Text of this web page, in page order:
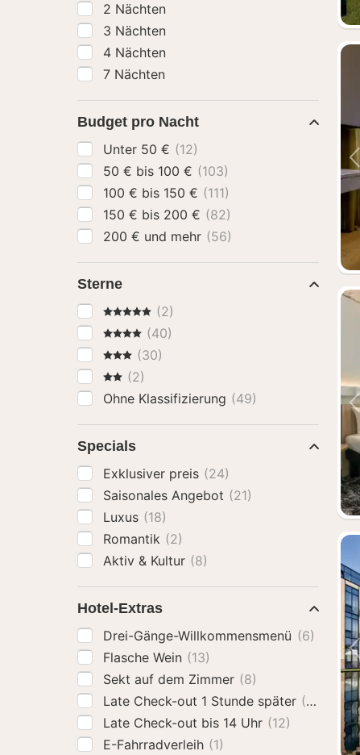
2 Nächten
3 Nächten
4 Nächten
7 Nächten
Budget pro Nacht
Unter 50 € (12)
50 € bis 100 € (103)
100 € bis 150 € (111)
150 € bis 200 € (82)
200 € und mehr (56)
Sterne
5 Sterne (2)
4 Sterne(40)
3 Sterne
(30)
2 Sterne
(2)
Ohne Klassifizierung (49)
Specials
Exklusiver preis (24)
Saisonales Angebot (21)
Luxus (18)
Romantik (2)
Aktiv & Kultur (8)
Hotel-Extras
Drei-Gänge-Willkommensmenü (6)
Flasche Wein (13)
Sekt auf dem Zimmer (8)
Late Check-out 1 Stunde später (16)
Late Check-out bis 14 Uhr (12)
E-Fahrradverleih (1)